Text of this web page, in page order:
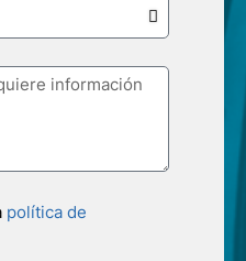
política de